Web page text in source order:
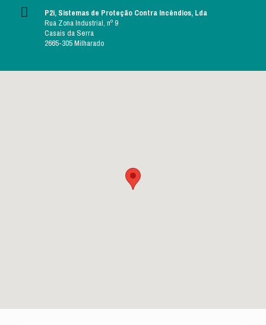
P2i, Sistemas de Proteção Contra Incêndios, Lda
Rua Zona Industrial, nº 9
Casais da Serra
2665-305 Milharado